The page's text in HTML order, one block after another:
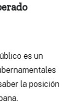
es un
la posición